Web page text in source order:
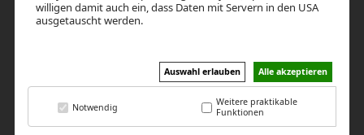
Versandkosten
UNVERBINDLICHES ANGEBOT ERSTELLEN
EIGENES LOGO AUFSPIELEN
willigen damit auch ein, dass Daten mit Servern in den USA
ausgetauscht werden.
Auswahl erlauben Alle akzeptieren
Notwendig
Weitere praktikable
Funktionen